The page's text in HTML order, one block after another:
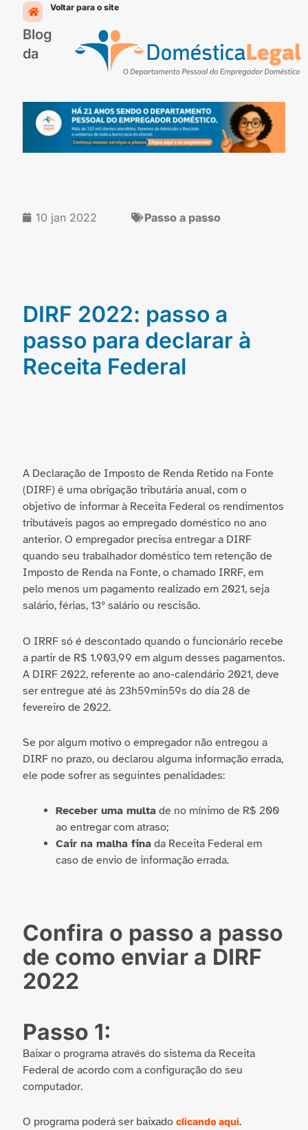
conteúdo
Voltar para o site
Blog
da
10 jan 2022 Passo a passo
DIRF 2022: passo a
passo para declarar à
Receita Federal
A Declaração de Imposto de Renda Retido na Fonte
(DIRF) é uma obrigação tributária anual, com o
objetivo de informar à Receita Federal os rendimentos
tributáveis pagos ao empregado doméstico no ano
anterior. O empregador precisa entregar a DIRF
quando seu trabalhador doméstico tem retenção de
Imposto de Renda na Fonte, o chamado IRRF, em
pelo menos um pagamento realizado em 2021, seja
salário, férias, 13º salário ou rescisão.
O IRRF só é descontado quando o funcionário recebe
a partir de R$ 1.903,99 em algum desses pagamentos.
A DIRF 2022, referente ao ano-calendário 2021, deve
ser entregue até às 23h59min59s do dia 28 de
fevereiro de 2022.
Se por algum motivo o empregador não entregou a
DIRF no prazo, ou declarou alguma informação errada,
ele pode sofrer as seguintes penalidades:
Receber uma multade no mínimo de R$ 200
ao entregar com atraso;
Cair na malha finada Receita Federal em
caso de envio de informação errada.
Confira o passo a passo
de como enviar a DIRF
2022
Passo 1:
Baixar o programa através do sistema da Receita
Federal de acordo com a configuração do seu
computador.
O programa poderá ser baixado clicando aqui.